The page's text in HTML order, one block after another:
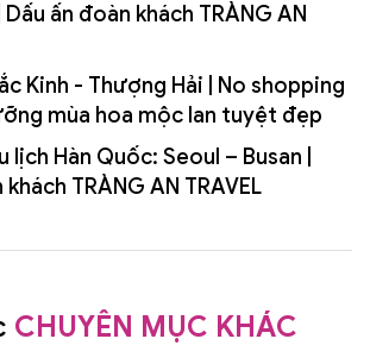
ấn đoàn khách TRÀNG AN
Kinh - Thượng Hải | No shopping
mùa hoa mộc lan tuyệt đẹp
lịch Hàn Quốc: Seoul – Busan |
TRÀNG AN TRAVEL
CHUYÊN MỤC KHÁC